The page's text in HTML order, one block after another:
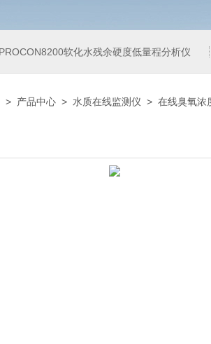
PROCON8200软化水残余硬度低量程分析仪
> 产品中心 > 水质在线监测仪 > 在线臭氧浓